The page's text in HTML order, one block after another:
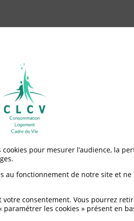
des consommateurs et
/ Santé
des eaux usées domestiques
des eaux
bien choisir
pour mesurer l’audience, la
au fonctionnement de notre site et ne
votre consentement. Vous pourrez
les cookies » présent en